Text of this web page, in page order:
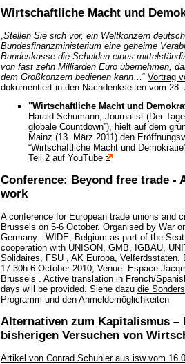
Wirtschaftliche Macht und
„Stellen Sie sich vor, ein Weltkonzern
Bundesfinanzministerium eine geheime
Bundeskasse die Schulden eines
von fast zehn Milliarden Euro übernehmen,
dem Großkonzern bedienen kann…“ Vortrag
dokumentiert in den Nachdenkseiten vom
"Wirtschaftliche Macht und
Harald Schumann, Journalist (Der
globale Countdown”), hielt auf dem
Mainz (13. März 2011) den
“Wirtschaftliche Macht und
Teil 2 auf YouTube
Conference: Beyond free trade -
work
A conference for European trade unions and
Brussels on 5-6 October. Organised by War
Germany - WIDE, Belgium as part of the
cooperation with UNISON, GMB, IGBAU,
Solidaires, FSU , AK Europa, Velferdsstaten.
17:30h 6 October 2010; Venue: Espace
Brussels . Active translation in French/
days will be provided. Siehe dazu die
Programm und den Anmeldemöglichkeiten
Alternativen zum Kapitalismus –
bisherigen Versuchen von
Artikel von Conrad Schuhler aus isw vom